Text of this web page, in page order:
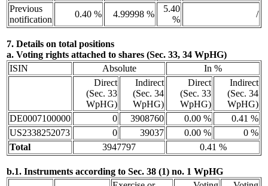
Previous
notification
0.40 % 4.99998 %
5.40
%
/
7. Details on total positions
a. Voting rights attached to shares (Sec. 33, 34 WpHG)
ISIN
Absolute
In %
Direct
(Sec. 33
WpHG)
Indirect
(Sec. 34
WpHG)
Direct
(Sec. 33
WpHG)
Indirect
(Sec. 34
WpHG)
DE0007100000
0 3908760 0.00 %
0.41 %
US2338252073
0 39037 0.00 %
0 %
Total
3947797 0.41 %
b.1. Instruments according to Sec. 38 (1) no. 1 WpHG